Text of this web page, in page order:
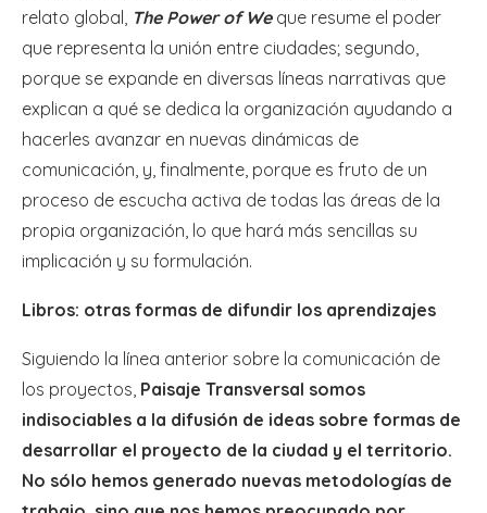
relato global, The Power of Weque resume el poder
que representa la unión entre ciudades; segundo,
porque se expande en diversas líneas narrativas que
explican a qué se dedica la organización ayudando a
hacerles avanzar en nuevas dinámicas de
comunicación, y, finalmente, porque es fruto de un
proceso de escucha activa de todas las áreas de la
propia organización, lo que hará más sencillas su
implicación y su formulación.
Libros: otras formas de difundir los aprendizajes
Siguiendo la línea anterior sobre la comunicación de
los proyectos, Paisaje Transversal somos
indisociables a la difusión de ideas sobre formas de
desarrollar el proyecto de la ciudad y el territorio.
No sólo hemos generado nuevas metodologías de